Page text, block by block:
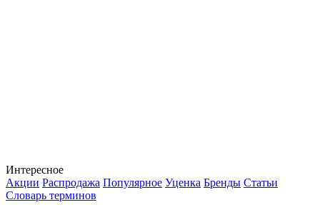
Интересное
Акции Распродажа Популярное Уценка Бренды Статьи
Словарь терминов